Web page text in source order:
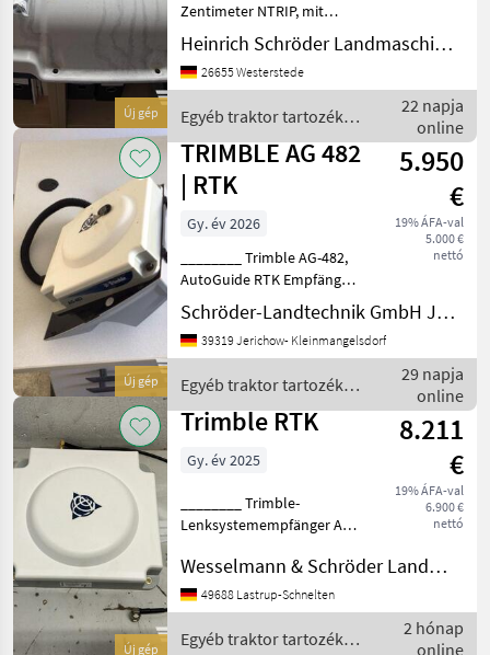
Új gép
Zentimeter NTRIP, mit
Antenne, passend zu
Valatra N-/T- und Q-Serie
Egyéb traktor tartozékok
Heinrich Schröder Landmaschinen KG Westerstede
26655 Westerstede
Egyéb traktor tartozékok
/ Trimble
22 napja
online
Új gép
TRIMBLE AG 482
| RTK
5.950
€
19% ÁFA-val
5.000 €
nettó
Gy. év 2026
________ Trimble AG-482,
AutoGuide RTK Empfänger,
MF Guide Trimble
Centimeter, ohne Modem,
passend zu MF 8S, 9S Egyéb
Nyomkövető/GPS
Schröder-Landtechnik GmbH Jerichow- Kleinmangelsdorf
39319 Jerichow- Kleinmangelsdorf
Egyéb traktor tartozékok
/ Trimble
29 napja
online
Új gép
Trimble RTK
8.211
€
19% ÁFA-val
6.900 €
nettó
Gy. év 2025
________ Trimble-
Lenksystemempfänger AG-
Zentimetergenauigkeit,
GSM-NTRIP-Antennenkabel
Egyéb traktor tartozékok
Nyomkövető/GPS
Wesselmann & Schröder Landmaschinen Lastrup-Schnelten
49688 Lastrup-Schnelten
Egyéb traktor tartozékok
2 hónap
online